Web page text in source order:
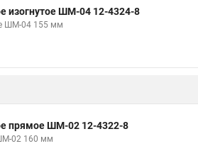
изогнутое ШМ-04 12-4324-8
ШМ-04 155 мм
прямое ШМ-02 12-4322-8
02 160 мм